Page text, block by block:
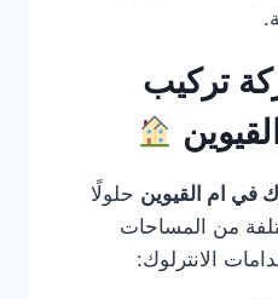
تركيب
في ام القيوين حلولًا
من المساحات
الانترلوك: